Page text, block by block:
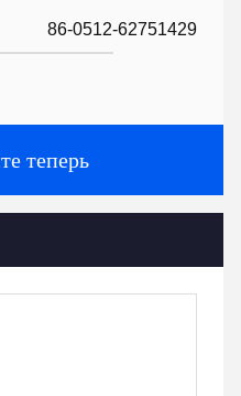
86-0512-62751429
теперь